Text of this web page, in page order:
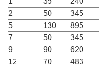
2
50 345
5
130 895
7
50 345
9
90 620
12
70 483